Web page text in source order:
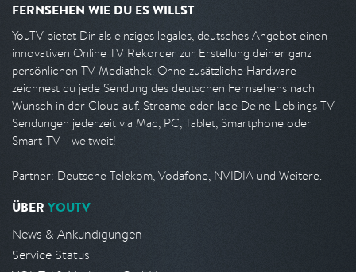
FERNSEHEN WIE DU ES WILLST
YouTV bietet Dir als einziges legales, deutsches Angebot einen
innovativen Online TV Rekorder zur Erstellung deiner ganz
persönlichen TV Mediathek. Ohne zusätzliche Hardware
zeichnest du jede Sendung des deutschen Fernsehens nach
Wunsch in der Cloud auf. Streame oder lade Deine Lieblings TV
Sendungen jederzeit via Mac, PC, Tablet, Smartphone oder
Smart-TV - weltweit!
Partner: Deutsche Telekom, Vodafone, NVIDIA und Weitere.
ÜBER YOUTV
News & Ankündigungen
Service Status